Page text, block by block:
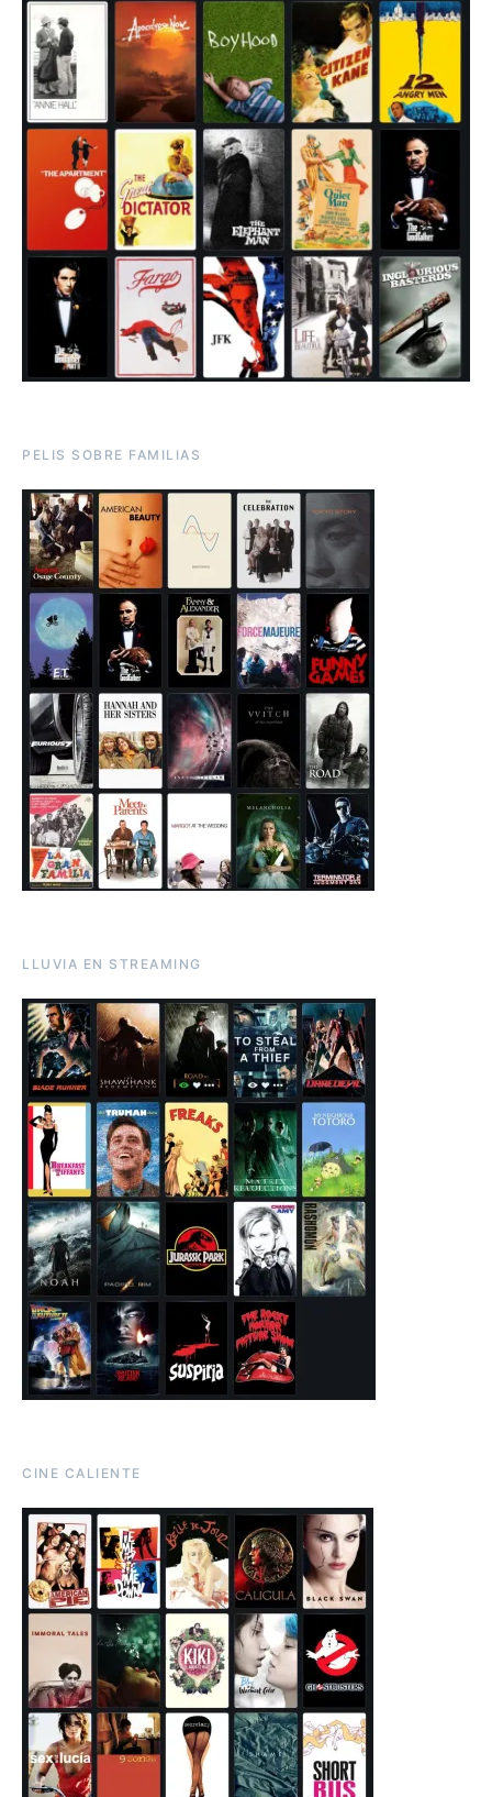
PELIS SOBRE FAMILIAS
LLUVIA EN STREAMING
CINE CALIENTE